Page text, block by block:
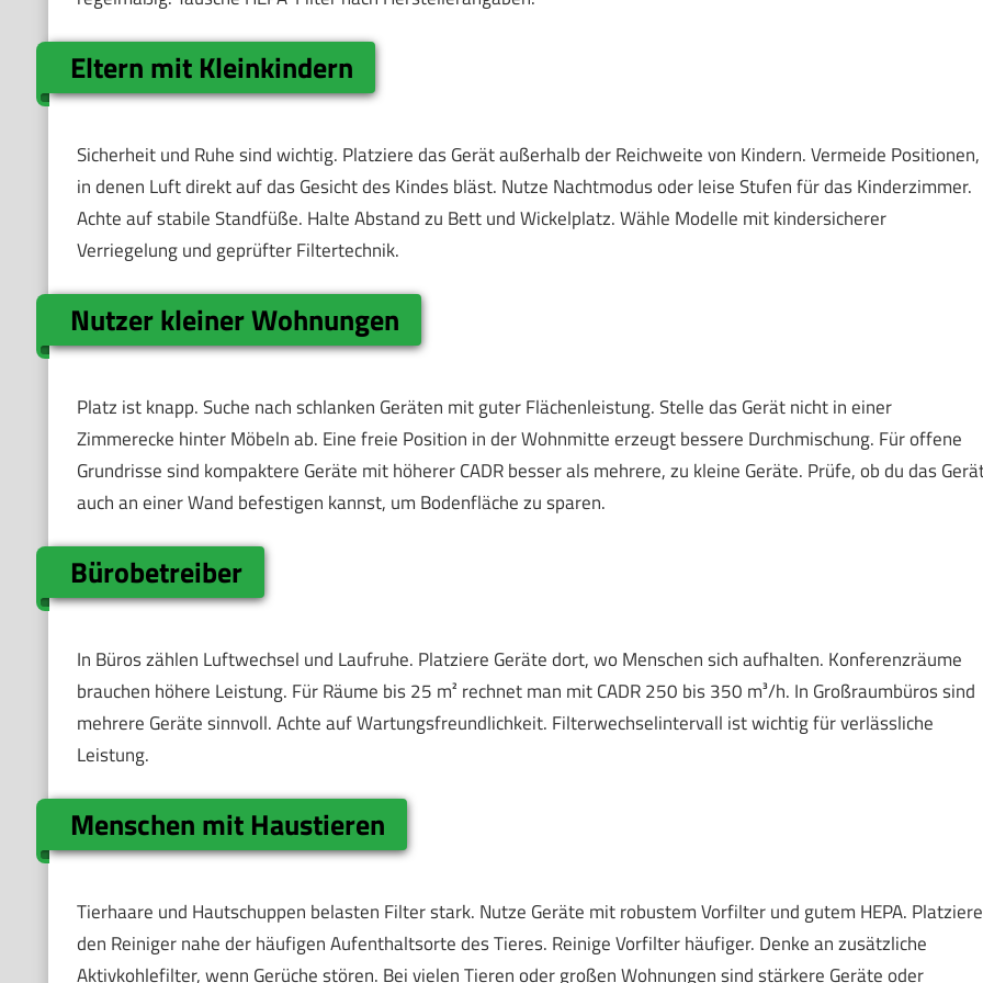
Eltern mit Kleinkindern
Sicherheit und Ruhe sind wichtig. Platziere das Gerät außerhalb der Reichweite von Kindern. Vermeide Positionen,
in denen Luft direkt auf das Gesicht des Kindes bläst. Nutze Nachtmodus oder leise Stufen für das Kinderzimmer.
Achte auf stabile Standfüße. Halte Abstand zu Bett und Wickelplatz. Wähle Modelle mit kindersicherer
Verriegelung und geprüfter Filtertechnik.
Nutzer kleiner Wohnungen
Platz ist knapp. Suche nach schlanken Geräten mit guter Flächenleistung. Stelle das Gerät nicht in einer
Zimmerecke hinter Möbeln ab. Eine freie Position in der Wohnmitte erzeugt bessere Durchmischung. Für offene
Grundrisse sind kompaktere Geräte mit höherer CADR besser als mehrere, zu kleine Geräte. Prüfe, ob du das
auch an einer Wand befestigen kannst, um Bodenfläche zu sparen.
Bürobetreiber
In Büros zählen Luftwechsel und Laufruhe. Platziere Geräte dort, wo Menschen sich aufhalten. Konferenzräume
brauchen höhere Leistung. Für Räume bis 25 m² rechnet man mit CADR 250 bis 350 m³/h. In Großraumbüros sind
mehrere Geräte sinnvoll. Achte auf Wartungsfreundlichkeit. Filterwechselintervall ist wichtig für verlässliche
Leistung.
Menschen mit Haustieren
Tierhaare und Hautschuppen belasten Filter stark. Nutze Geräte mit robustem Vorfilter und gutem HEPA. Platziere
den Reiniger nahe der häufigen Aufenthaltsorte des Tieres. Reinige Vorfilter häufiger. Denke an zusätzliche
Aktivkohlefilter, wenn Gerüche stören. Bei vielen Tieren oder großen Wohnungen sind stärkere Geräte oder